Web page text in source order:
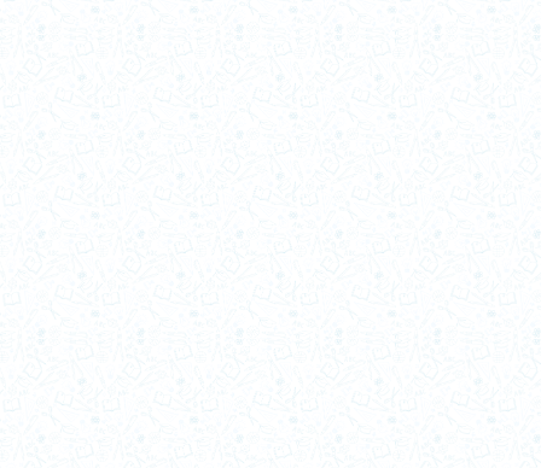
1995-a
1994-b
1994-a
1993-b
1993-a
1992-b
1992-a